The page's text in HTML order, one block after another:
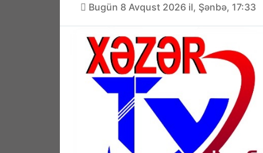
Bugün 8 Avqust 2026 il, Şənbə, 17:33